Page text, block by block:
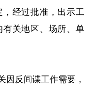
经过批准，出示工
关地区、场所、单
因反间谍工作需要，